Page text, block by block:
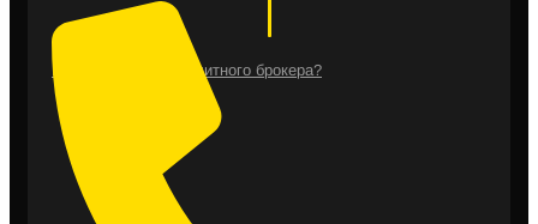
Потрібна допомога митного брокера?